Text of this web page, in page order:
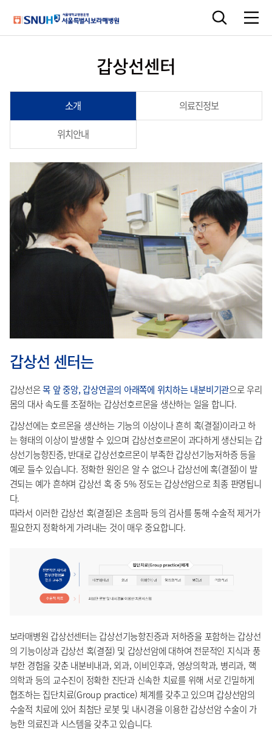
갑상선센터
소개 의료진정보
위치안내
갑상선 센터는
갑상선은목 앞 중앙, 갑상연골의 아래쪽에 위치하는 내분비기관으로 우리
몸의 대사 속도를 조절하는 갑상선호르몬을 생산하는 일을 합니다.
갑상선에는 호르몬을 생산하는 기능의 이상이나 흔히 혹(결절)이라고 하
는 형태의 이상이 발생할 수 있으며 갑상선호르몬이 과다하게 생산되는 갑
상선기능항진증, 반대로 갑상선호르몬이 부족한 갑상선기능저하증 등을
예로 들수 있습니다. 정확한 원인은 알 수 없으나 갑상선에 혹(결절)이 발
견되는 예가 흔하며 갑상선 혹 중 5% 정도는 갑상선암으로 최종 판명됩니
다.
따라서 이러한 갑상선 혹(결절)은 초음파 등의 검사를 통해 수술적 제거가
필요한지 정확하게 가려내는 것이 매우 중요합니다.
보라매병원 갑상선센터는 갑상선기능항진증과 저하증을 포함하는 갑상선
의 기능이상과 갑상선 혹(결절) 및 갑상선암에 대하여 전문적인 지식과 풍
부한 경험을 갖춘 내분비내과, 외과, 이비인후과, 영상의학과, 병리과, 핵
의학과 등의 교수진이 정확한 진단과 신속한 치료를 위해 서로 긴밀하게
협조하는 집단치료(Group practice) 체계를 갖추고 있으며 갑상선암의
수술적 치료에 있어 최첨단 로봇 및 내시경을 이용한 갑상선암 수술이 가
능한 의료진과 시스템을 갖추고 있습니다.